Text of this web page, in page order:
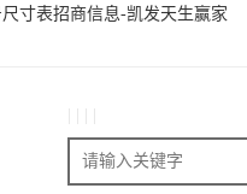
尺寸表招商信息-凯发天生赢家
搜索